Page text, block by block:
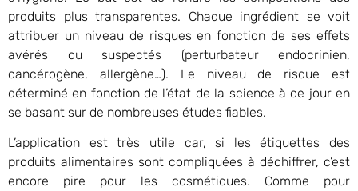
produits plus transparentes. Chaque ingrédient se voit
attribuer un niveau de risques en fonction de ses effets
avérés ou suspectés (perturbateur endocrinien,
cancérogène, allergène…). Le niveau de risque est
déterminé en fonction de l’état de la science à ce jour en
se basant sur de nombreuses études fiables.
L’application est très utile car, si les étiquettes des
produits alimentaires sont compliquées à déchiffrer, c’est
encore pire pour les cosmétiques. Comme pour